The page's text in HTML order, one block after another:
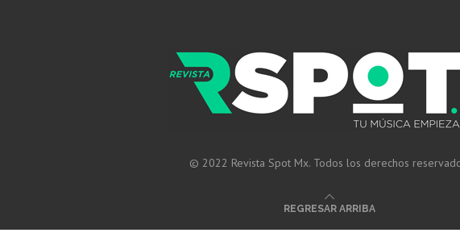
© 2022 Revista Spot Mx. Todos los derechos
REGRESAR ARRIBA